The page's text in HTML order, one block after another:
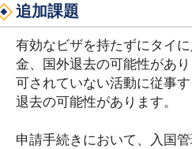
追加課題
有効なビザを持たずにタイ
金、国外退去の可能性があ
可されていない活動に従事
退去の可能性があります。
申請手続きにおいて、入国